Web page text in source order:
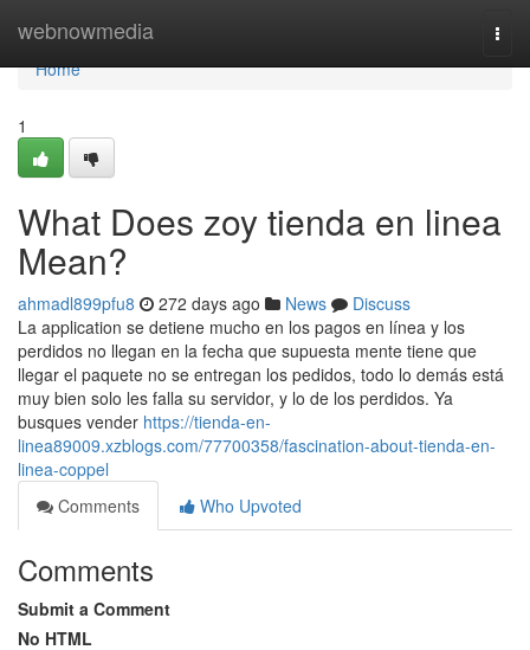
webnowmedia
Home
Home
1
What Does zoy tienda en linea
Mean?
ahmadl899pfu8 272 days ago News
Discuss
La application se detiene mucho en los pagos en línea y los
perdidos no llegan en la fecha que supuesta mente tiene que
llegar el paquete no se entregan los pedidos, todo lo demás está
muy bien solo les falla su servidor, y lo de los perdidos. Ya
busques vender https://tienda-en-
linea89009.xzblogs.com/77700358/fascination-about-tienda-en-
linea-coppel
Comments
Who Upvoted
Comments
Submit a Comment
No HTML